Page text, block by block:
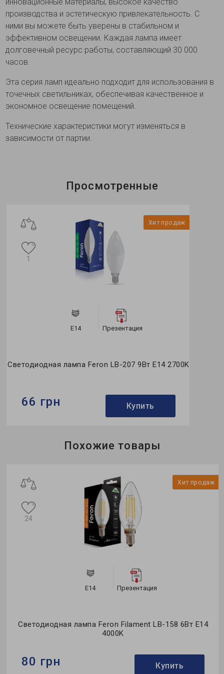
производства и эстетическую привлекательность. С
ними вы можете быть уверены в стабильном и
эффективном освещении. Каждая лампа имеет
долговечный ресурс работы, составляющий 30 000
часов.
Эта серия ламп идеально подходит для использования в
точечных светильниках, обеспечивая качественное и
экономное освещение помещений.
Технические характеристики могут изменяться в
зависимости от партии.
Просмотренные
Хит продаж
E14 Презентация
Светодиодная лампа Feron LB-207 9Вт E14 2700K
1
66 грн Купить
Похожие товары
Хит продаж
E14 Презентация
Светодиодная лампа Feron Filament LB-158 6Вт E14
4000K
24
80 грн Купить